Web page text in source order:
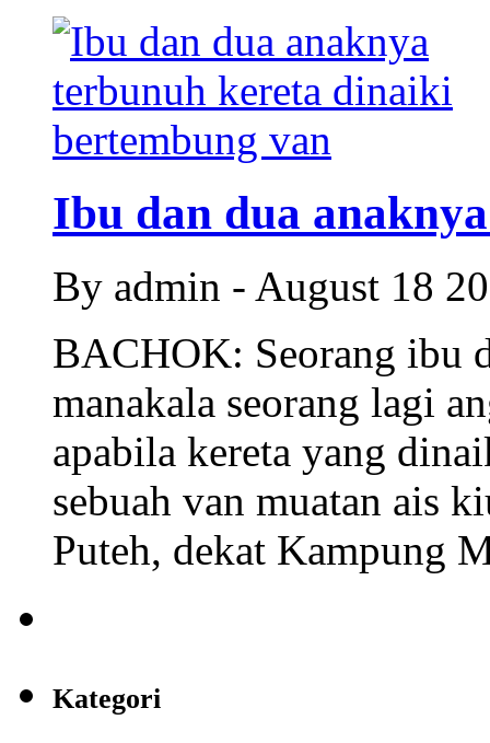
Ibu dan dua
By admin - August 18
BACHOK: Seorang ibu
manakala seorang lagi
apabila kereta yang
sebuah van muatan ais
Puteh, dekat Kampung
Kategori